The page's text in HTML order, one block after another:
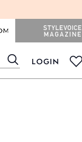
検
索
LOGIN